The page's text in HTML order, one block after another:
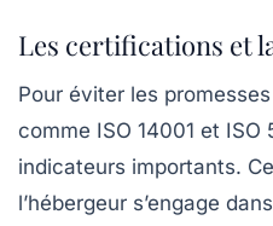
Les certifications et
Pour éviter les
comme ISO 14001 et ISO
indicateurs importants.
l’hébergeur s’engage